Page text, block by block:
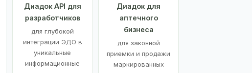
Диадок API для
разработчиков
для глубокой
интеграции ЭДО в
уникальные
информационные
Диадок для
аптечного
бизнеса
для законной
приемки и продажи
маркированных